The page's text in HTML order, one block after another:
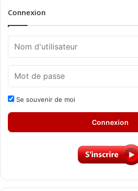
Connexion
Se souvenir de moi
Connexion